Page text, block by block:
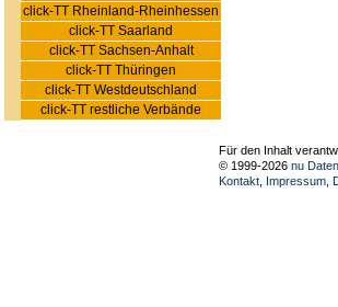
click-TT Rheinland-Rheinhessen
click-TT Saarland
click-TT Sachsen-Anhalt
click-TT Thüringen
click-TT Westdeutschland
click-TT restliche Verbände
Für den Inhalt
© 1999-2026 nu
Kontakt Impressum